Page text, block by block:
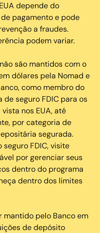
depende do
pagamento e pode
a fraudes.
podem variar.
são mantidos com o
dólares pela Nomad e
como membro do
de seguro FDIC para os
nos EUA, até
por categoria de
segurada.
FDIC, visite
por gerenciar seus
dentro do programa
dentro dos limites
mantido pelo Banco em
de depósito